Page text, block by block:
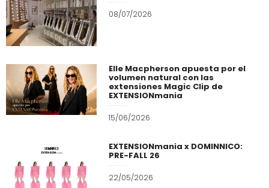
08/07/2026
Elle Macpherson apuesta por el
volumen natural con las
extensiones Magic Clip de
EXTENSIONmania
15/06/2026
EXTENSIONmania x DOMINNICO:
PRE-FALL 26
22/05/2026